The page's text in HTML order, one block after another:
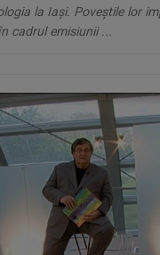
la Iaşi. Poveştile lor
cadrul emisiunii ...